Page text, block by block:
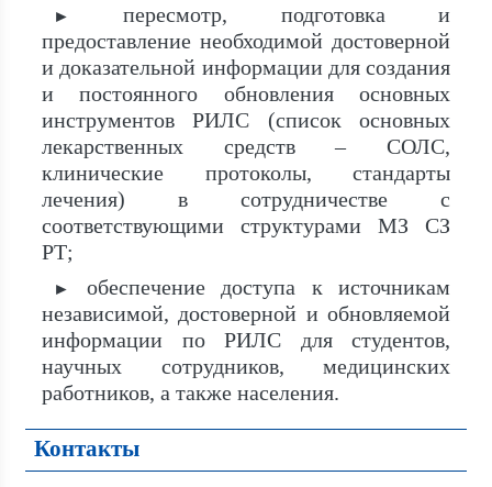
►
пересмотр, подготовка и
предоставление необходимой достоверной
и доказательной информации для создания
и постоянного обновления основных
инструментов РИЛС (список основных
лекарственных средств – СОЛС,
клинические протоколы, стандарты
лечения) в сотрудничестве с
соответствующими структурами МЗ СЗ
РТ;
►
обеспечение доступа к источникам
независимой, достоверной и обновляемой
информации по РИЛС для студентов,
научных сотрудников, медицинских
работников, а также населения.
Контакты